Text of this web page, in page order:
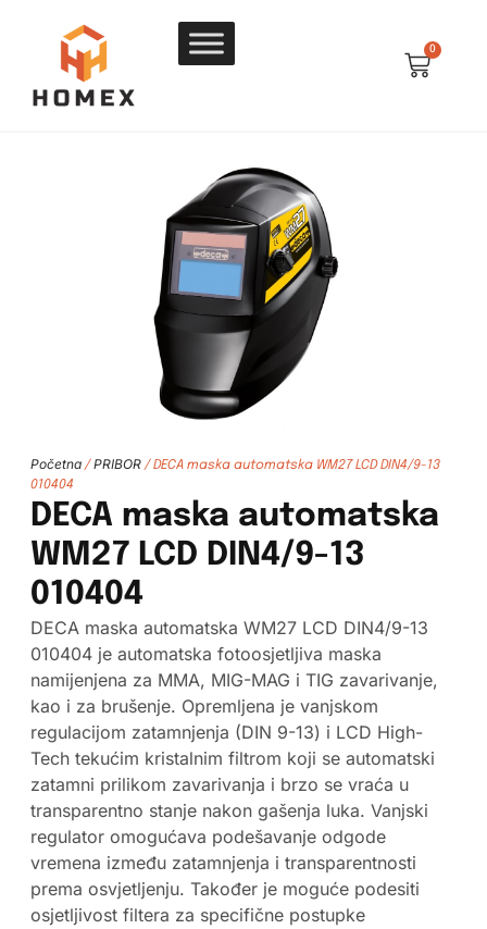
0
Početna/ PRIBOR/ DECA maska automatska WM27 LCD DIN4/9-13
010404
DECA maska automatska
WM27 LCD DIN4/9-13
010404
DECA maska automatska WM27 LCD DIN4/9-13
010404 je automatska fotoosjetljiva maska
namijenjena za MMA, MIG-MAG i TIG zavarivanje,
kao i za brušenje. Opremljena je vanjskom
regulacijom zatamnjenja (DIN 9-13) i LCD High-
Tech tekućim kristalnim filtrom koji se automatski
zatamni prilikom zavarivanja i brzo se vraća u
transparentno stanje nakon gašenja luka. Vanjski
regulator omogućava podešavanje odgode
vremena između zatamnjenja i transparentnosti
prema osvjetljenju. Također je moguće podesiti
osjetljivost filtera za specifične postupke